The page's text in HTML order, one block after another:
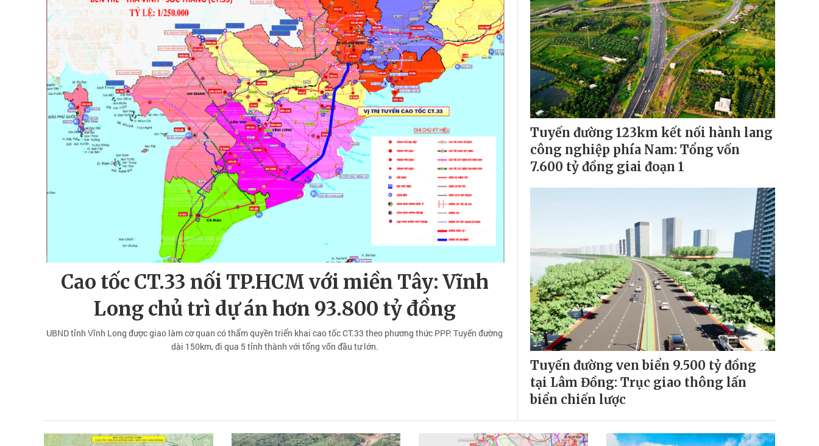
Cao tốc CT.33 nối TP.HCM với miền Tây: Vĩnh
Long chủ trì dự án hơn 93.800 tỷ đồng
UBND tỉnh Vĩnh Long được giao làm cơ quan có thẩm quyền triển khai cao tốc CT.33 theo phương thức PPP. Tuyến đường
dài 150km, đi qua 5 tỉnh thành với tổng vốn đầu tư lớn.
Tuyến đường 123km kết nối hành lang
công nghiệp phía Nam: Tổng vốn
7.600 tỷ đồng giai đoạn 1
Tuyến đường ven biển 9.500 tỷ đồng
tại Lâm Đồng: Trục giao thông lấn
biển chiến lược